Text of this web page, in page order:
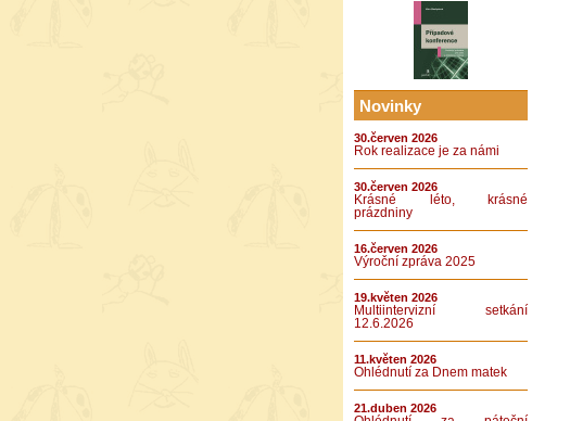
Novinky
30.červen 2026
Rok realizace je za námi
30.červen 2026
Krásné léto, krásné
prázdniny
16.červen 2026
Výroční zpráva 2025
19.květen 2026
Multiintervizní setkání
12.6.2026
11.květen 2026
Ohlédnutí za Dnem matek
21.duben 2026